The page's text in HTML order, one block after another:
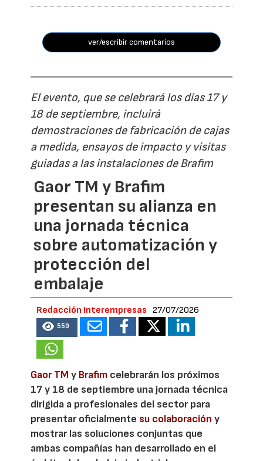
ver/escribir comentarios
El evento, que se celebrará los días 17 y
18 de septiembre, incluirá
demostraciones de fabricación de cajas
a medida, ensayos de impacto y visitas
guiadas a las instalaciones de Brafim
Gaor TM y Brafim
presentan su alianza en
una jornada técnica
sobre automatización y
protección del
embalaje
Redacción Interempresas 27/07/2026
559
Gaor TM y Brafim celebrarán los próximos
17 y 18 de septiembre una jornada técnica
dirigida a profesionales del sector para
presentar oficialmente su colaboración y
mostrar las soluciones conjuntas que
ambas compañías han desarrollado en el